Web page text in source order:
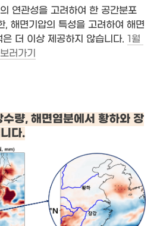
연관성을 고려하여 한 공간분포
, 해면기압의 특성을 고려하여 해면
더 이상 제공하지 않습니다. 1월
러가기
량, 해면염분에서 황하와 장
다.